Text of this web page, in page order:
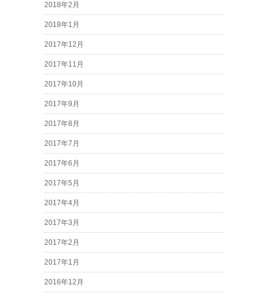
2018年2月
2018年1月
2017年12月
2017年11月
2017年10月
2017年9月
2017年8月
2017年7月
2017年6月
2017年5月
2017年4月
2017年3月
2017年2月
2017年1月
2016年12月